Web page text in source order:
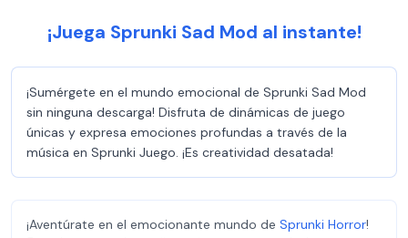
¡Juega Sprunki Sad Mod al instante!
¡Sumérgete en el mundo emocional de Sprunki Sad Mod
sin ninguna descarga! Disfruta de dinámicas de juego
únicas y expresa emociones profundas a través de la
música en Sprunki Juego. ¡Es creatividad desatada!
¡Aventúrate en el emocionante mundo de Sprunki Horror!